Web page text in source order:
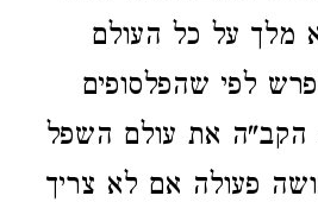
מלך על כל העולם
לפי שהפלסופים
את עולם השפל
פעולה אם לא צריך